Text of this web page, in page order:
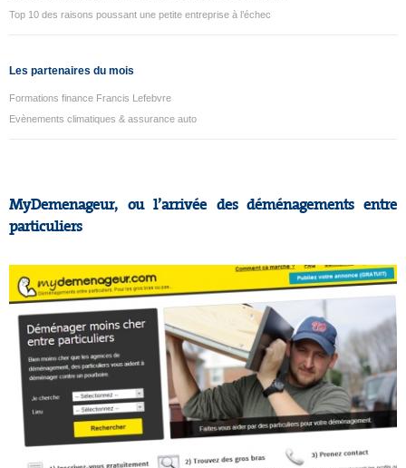
Top 10 des raisons poussant une petite entreprise à l’échec
Les partenaires du mois
Formations finance Francis Lefebvre
Evènements climatiques & assurance auto
MyDemenageur, ou l’arrivée des déménagements entre
particuliers